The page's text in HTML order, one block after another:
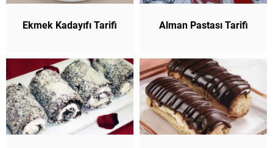
Ekmek Kadayıfı Tarifi Alman Pastası Tarifi